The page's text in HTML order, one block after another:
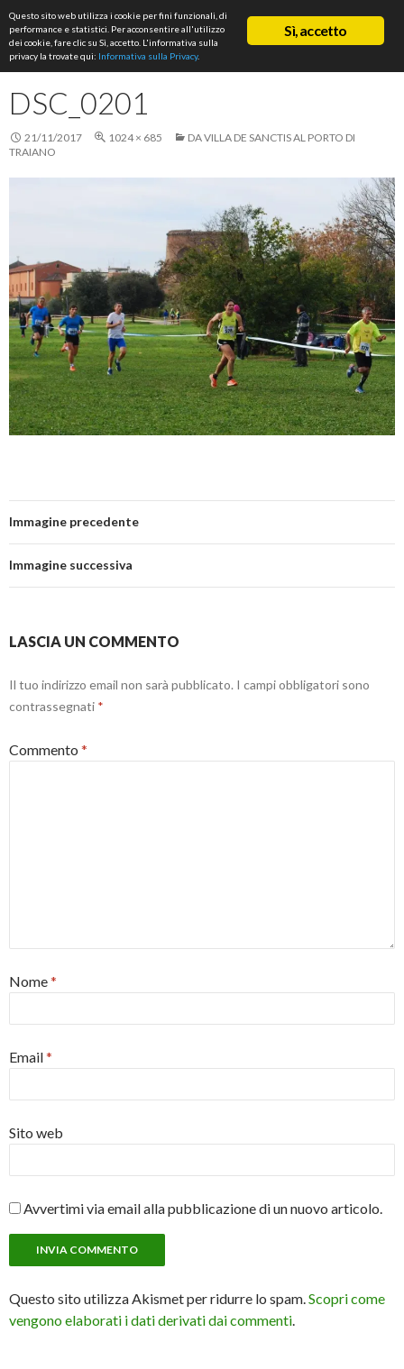
ASD Rifondazione Podistica
Cerca
VAI
AL
CONTENUTO
DSC_0201
21/11/2017 1024 × 685
DA VILLA DE SANCTIS AL PORTO DI
TRAIANO
Immagine precedente
Immagine successiva
LASCIA UN COMMENTO
Il tuo indirizzo email non sarà pubblicato. I campi obbligatori sono
contrassegnati *
Commento *
Nome*
Email*
Sito web
Avvertimi via email alla pubblicazione di un nuovo articolo.
Questo sito utilizza Akismet per ridurre lo spam.Scopri come
vengono elaborati i dati derivati dai commenti.
Sì, accetto
Questo sito web utilizza i cookie per fini funzionali, di
performance e statistici. Per acconsentire all'utilizzo
dei cookie, fare clic su Sì, accetto. L'informativa sulla
privacy la trovate qui: Informativa sulla Privacy.